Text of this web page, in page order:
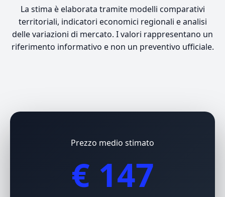
La stima è elaborata tramite modelli comparativi
territoriali, indicatori economici regionali e analisi
delle variazioni di mercato. I valori rappresentano un
riferimento informativo e non un preventivo ufficiale.
Prezzo medio stimato
€ 147